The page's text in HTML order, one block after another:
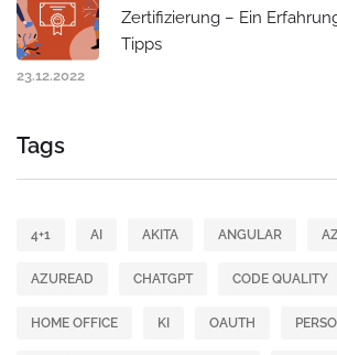
Zertifizierung – Ein
Tipps
23.12.2022
Tags
4+1 AI AKITA ANGULAR
AZUREAD CHATGPT CODE QUALITY
HOME OFFICE KI OAUTH